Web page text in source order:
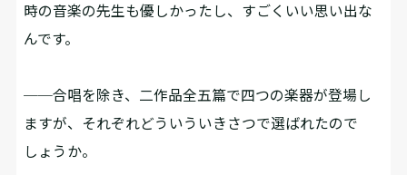
時の音楽の先生も優しかったし、すごくいい思い出な
んです。
──合唱を除き、二作品全五篇で四つの楽器が登場し
ますが、それぞれどういういきさつで選ばれたので
しょうか。